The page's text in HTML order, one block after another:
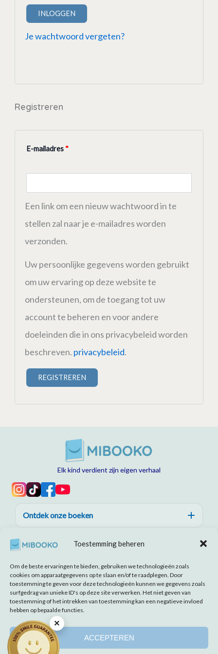
Toestemming beheren
Om de beste ervaringen te bieden, gebruiken we technologieën zoals
cookies om apparaatgegevens op te slaan en/of te raadplegen. Door
toestemming te geven voor deze technologieën kunnen we gegevens zoals
surfgedrag van unieke ID's op deze site verwerken. Het niet geven van
toestemming of het intrekken van toestemming kan een negatieve invloed
hebben op bepaalde functies.
ACCEPTEREN
INLOGGEN
Je wachtwoord vergeten?
Registreren
E-mailadres *
Een link om een nieuw wachtwoord in te
stellen zal naar je e-mailadres worden
verzonden.
Uw persoonlijke gegevens worden gebruikt
om uw ervaring op deze website te
ondersteunen, om de toegang tot uw
account te beheren en voor andere
doeleinden die in ons privacybeleid worden
beschreven. privacybeleid.
REGISTREREN
Elk kind verdient zijn eigen verhaal
Ontdek onze boeken
Hulp, vertrouwen en kwaliteit
Over MIBOOKO
Vrijwaring Impressum
Privacyverklaring
© 2026 MIBOOKO | Alle rechten
voorbehouden.
×